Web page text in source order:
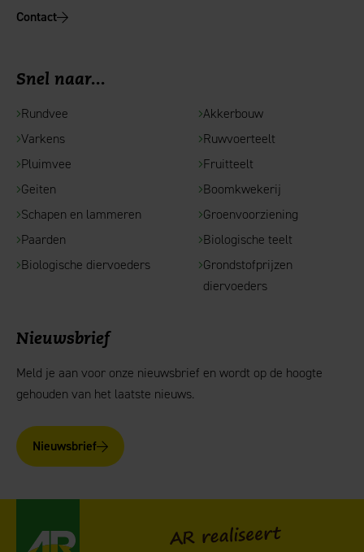
Contact
Snel naar...
Rundvee
Varkens
Pluimvee
Geiten
Schapen en lammeren
Paarden
Biologische diervoeders
Akkerbouw
Ruwvoerteelt
Fruitteelt
Boomkwekerij
Groenvoorziening
Biologische teelt
Grondstofprijzen
diervoeders
Nieuwsbrief
Meld je aan voor onze nieuwsbrief en wordt op de hoogte
gehouden van het laatste nieuws.
Nieuwsbrief
AR realiseert